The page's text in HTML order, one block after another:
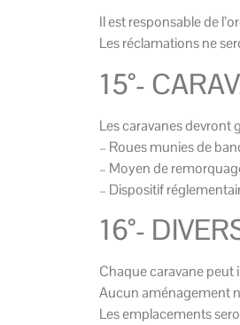
Il est responsable de
Les réclamations ne
15°-
Les caravanes devront
– Roues munies de
– Moyen de
– Dispositif
16°-
Chaque caravane peut
Aucun aménagement
Les emplacements